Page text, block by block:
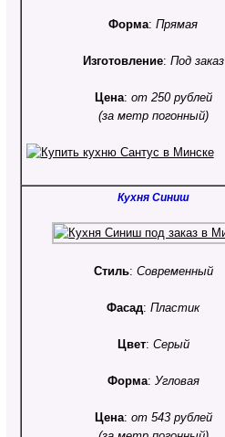
Форма:Прямая
Изготовление: Под заказ
Цена: от 250 рублей
(за метр погонный)
Кухня Синиш
Стиль: Современный
Фасад:Пластик
Цвет: Серый
Форма: Угловая
Цена: от 543 рублей